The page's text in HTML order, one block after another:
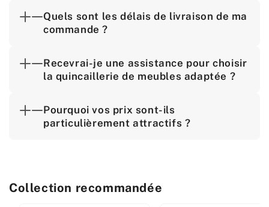
Quels sont les délais de livraison de ma
commande ?
Recevrai-je une assistance pour choisir
la quincaillerie de meubles adaptée ?
Pourquoi vos prix sont-ils
particulièrement attractifs ?
Collection recommandée